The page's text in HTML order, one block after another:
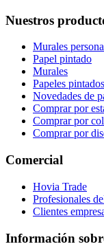
Nuestros
Murales
Papel pintado
Murales
Papeles
Novedades de
Comprar por
Comprar por
Comprar por
Comercial
Hovia Trade
Profesionales
Clientes
Información